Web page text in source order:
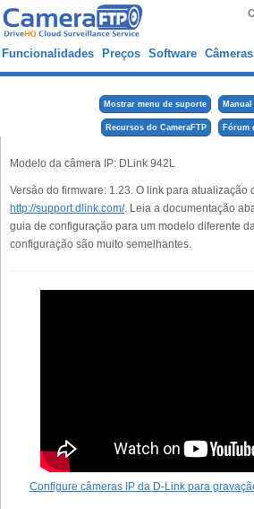
Funcionalidades Preços Software Câmeras
Mostrar menu de suporte
Recursos do CameraFTP Fórum
Modelo da câmera IP: DLink 942L
Versão do firmware: 1.23. O link para atualização
http://support.dlink.com/. Leia a documentação
guia de configuração para um modelo diferente
configuração são muito semelhantes.
Configure câmeras IP da D-Link para